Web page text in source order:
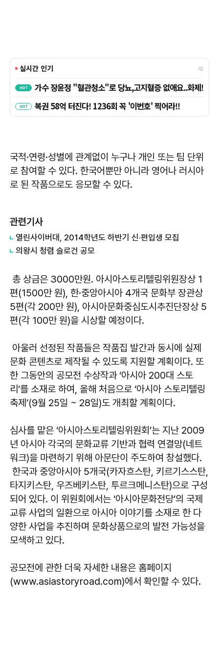
국적·연령·성별에 관계없이 누구나 개인 또는 팀 단위
로 참여할 수 있다. 한국어뿐만 아니라 영어나 러시아
로 된 작품으로도 응모할 수 있다.
관련기사
열린사이버대, 2014학년도 하반기 신·편입생 모집
의왕시 청렴 슬로건 공모
총 상금은 3000만원. 아시아스토리텔링위원장상 1
편(1500만 원), 한·중앙아시아 4개국 문화부 장관상
5편(각 200만 원), 아시아문화중심도시추진단장상 5
편(각 100만 원)을 시상할 예정이다.
아울러 선정된 작품들은 작품집 발간과 동시에 실제
문화 콘텐츠로 제작될 수 있도록 지원할 계획이다. 또
한 그동안의 공모전 수상작과 ‘아시아 200대 스토
리’를 소재로 하여, 올해 처음으로 ‘아시아 스토리텔링
축제’(9월 25일 ~ 28일)도 개최할 계획이다.
심사를 맡은 ‘아시아스토리텔링위원회’는 지난 2009
년 아시아 각국의 문화교류 기반과 협력 연결망(네트
워크)을 마련하기 위해 아문단이 주도하여 창설했다.
한국과 중앙아시아 5개국(카자흐스탄, 키르기스스탄,
타지키스탄, 우즈베키스탄, 투르크메니스탄)으로 구성
되어 있다. 이 위원회에서는 ‘아시아문화전당’의 국제
교류 사업의 일환으로 아시아 이야기를 소재로 한 다
양한 사업을 추진하며 문화상품으로의 발전 가능성을
모색하고 있다.
공모전에 관한 더욱 자세한 내용은 홈페이지
(www.asiastoryroad.com)에서 확인할 수 있다.